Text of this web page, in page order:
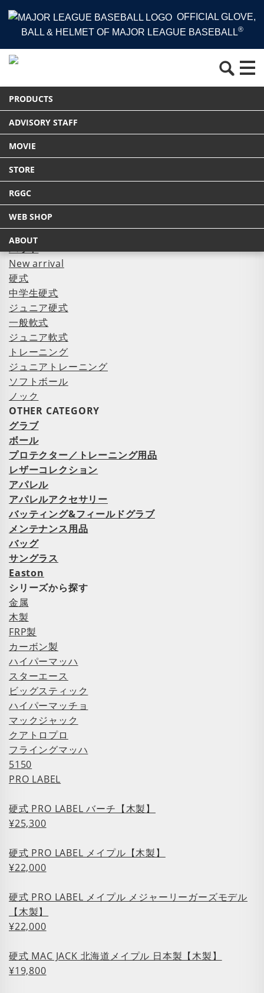
OFFICIAL GLOVE,
BALL & HELMET OF MAJOR LEAGUE BASEBALL®
PRODUCTS
ADVISORY STAFF
MOVIE
STORE
RGGC
WEB SHOP
ABOUT
HOME PRODUCTS
Tweet
バット
バット
New arrival
硬式
中学生硬式
ジュニア硬式
一般軟式
ジュニア軟式
トレーニング
ジュニアトレーニング
ソフトボール
ノック
OTHER CATEGORY
グラブ
ボール
プロテクター／トレーニング用品
レザーコレクション
アパレル
アパレルアクセサリー
バッティング&フィールドグラブ
メンテナンス用品
バッグ
サングラス
Easton
シリーズから探す
金属
木製
FRP製
カーボン製
ハイパーマッハ
スターエース
ビッグスティック
ハイパーマッチョ
マックジャック
クアトロプロ
フライングマッハ
5150
PRO LABEL
硬式 PRO LABEL バーチ【木製】
¥25,300
硬式 PRO LABEL メイプル【木製】
¥22,000
硬式 PRO LABEL メイプル メジャーリーガーズモデル
【木製】
¥22,000
硬式 MAC JACK 北海道メイプル 日本製【木製】
¥19,800